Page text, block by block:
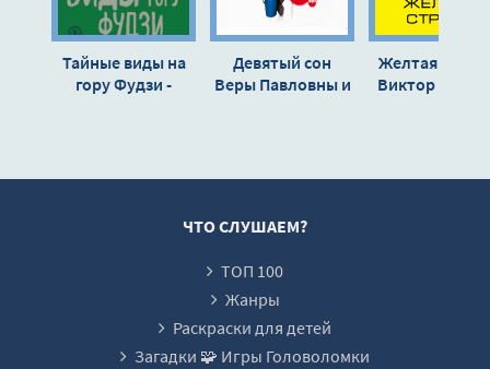
Тайные виды на
гору Фудзи -
Девятый сон
Веры Павловны и
Желтая
Виктор
ЧТО СЛУШАЕМ?
ТОП 100
Жанры
Раскраски для детей
Загадки 🧩 Игры Головоломки